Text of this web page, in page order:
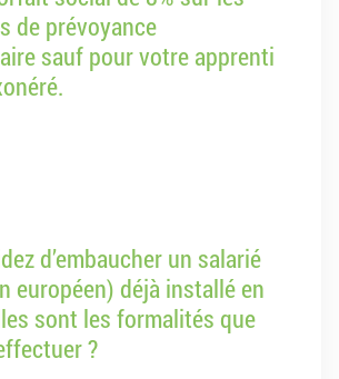
de prévoyance
sauf pour votre apprenti
d’embaucher un salarié
européen) déjà installé en
sont les formalités que
?